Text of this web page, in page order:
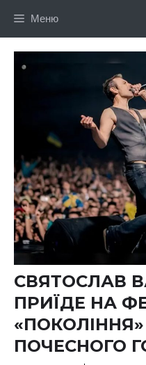
Меню
СВЯТОСЛАВ
ПРИЇДЕ НА
ПОЧЕСНОГО